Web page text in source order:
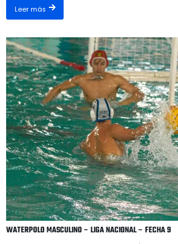
Leer más
WATERPOLO MASCULINO – LIGA NACIONAL – FECHA 9